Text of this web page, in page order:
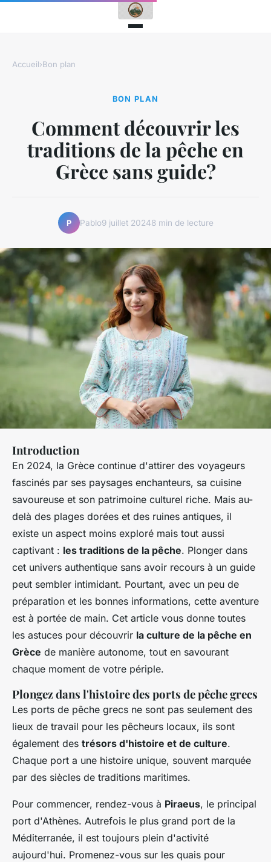
Accueil›Bon plan
BON PLAN
Comment découvrir les
traditions de la pêche en
Grèce sans guide?
P Pablo9 juillet 20248 min de lecture
Introduction
En 2024, la Grèce continue d'attirer des voyageurs
fascinés par ses paysages enchanteurs, sa cuisine
savoureuse et son patrimoine culturel riche. Mais au-
delà des plages dorées et des ruines antiques, il
existe un aspect moins exploré mais tout aussi
captivant : les traditions de la pêche. Plonger dans
cet univers authentique sans avoir recours à un guide
peut sembler intimidant. Pourtant, avec un peu de
préparation et les bonnes informations, cette aventure
est à portée de main. Cet article vous donne toutes
les astuces pour découvrir la culture de la pêche en
Grèce de manière autonome, tout en savourant
chaque moment de votre périple.
Plongez dans l'histoire des ports de pêche grecs
Les ports de pêche grecs ne sont pas seulement des
lieux de travail pour les pêcheurs locaux, ils sont
également des trésors d'histoire et de culture.
Chaque port a une histoire unique, souvent marquée
par des siècles de traditions maritimes.
Pour commencer, rendez-vous à Piraeus, le principal
port d'Athènes. Autrefois le plus grand port de la
Méditerranée, il est toujours plein d'activité
aujourd'hui. Promenez-vous sur les quais pour